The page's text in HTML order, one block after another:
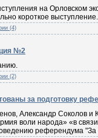
на Орловском
короткое выступление.
(4)
№2
(2)
за подготовку
Александр Соколов и
воли народа» «в
референдума "За